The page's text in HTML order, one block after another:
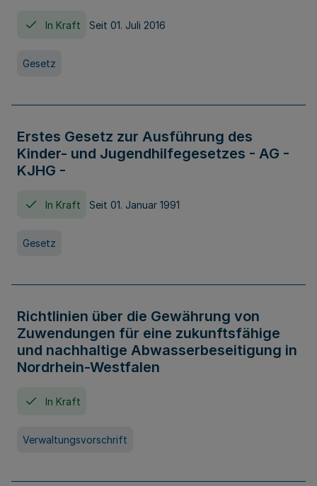
In Kraft Seit 01. Juli 2016
Gesetz
Erstes Gesetz zur Ausführung des
Kinder- und Jugendhilfegesetzes - AG -
KJHG -
In Kraft Seit 01. Januar 1991
Gesetz
Richtlinien über die Gewährung von
Zuwendungen für eine zukunftsfähige
und nachhaltige Abwasserbeseitigung in
Nordrhein-Westfalen
In Kraft
Verwaltungsvorschrift